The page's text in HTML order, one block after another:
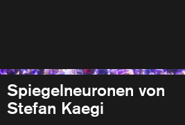
Spiegelneuronen von
Stefan Kaegi